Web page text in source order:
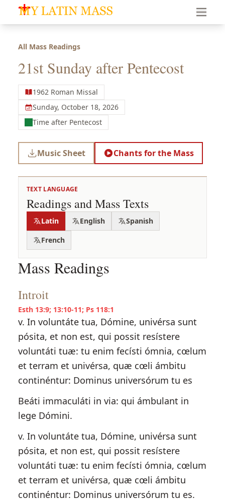
My Latin Mass - Traditional Latin Mass of South Florida
All Mass Readings
21st Sunday after Pentecost
1962 Roman Missal
Sunday, October 18, 2026
Time after Pentecost
Music Sheet Chants for the Mass
TEXT LANGUAGE
Readings and Mass Texts
Latin English
Spanish
French
Mass Readings
Introit
Esth 13:9; 13:10-11; Ps 118:1
v. In voluntáte tua, Dómine, univérsa sunt
pósita, et non est, qui possit resístere
voluntáti tuæ: tu enim fecísti ómnia, cœlum
et terram et univérsa, quæ cœli ámbitu
continéntur: Dominus universórum tu es
Beáti immaculáti in via: qui ámbulant in
lege Dómini.
v. In voluntáte tua, Dómine, univérsa sunt
pósita, et non est, qui possit resístere
voluntáti tuæ: tu enim fecísti ómnia, cœlum
et terram et univérsa, quæ cœli ámbitu
continéntur: Dominus universórum tu es.